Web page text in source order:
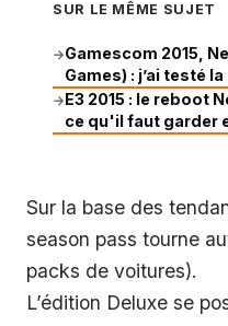
SUR LE MÊME SUJET
→Gamescom 2015,
Games) : j’ai testé
→E3 2015 : le reboot
ce qu'il faut garder
Sur la base des
season pass tourne
packs de voitures).
L’édition Deluxe se